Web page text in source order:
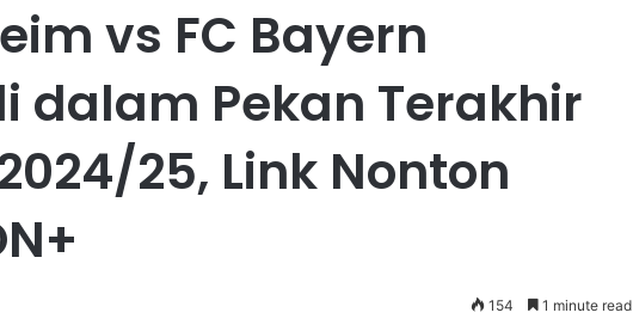
vs FC Bayern
dalam Pekan Terakhir
25, Link Nonton
154 1 minute read